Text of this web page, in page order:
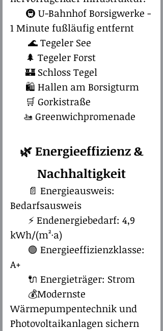
🚇 U-Bahnhof Borsigwerke -
1 Minute fußläufig entfernt
🌊 Tegeler See
🌲 Tegeler Forst
🏰 Schloss Tegel
🛍 Hallen am Borsigturm
🛒 Gorkistraße
🚤 Greenwichpromenade
🌿​ Energieeffizienz &
Nachhaltigkeit
📄 Energieausweis:
Bedarfsausweis
⚡ Endenergiebedarf: 4,9
kWh/(m²·a)
🟢 Energieeffizienzklasse:
A+
🔌 Energieträger: Strom
💰Modernste
Wärmepumpentechnik und
Photovoltaikanlagen sichern